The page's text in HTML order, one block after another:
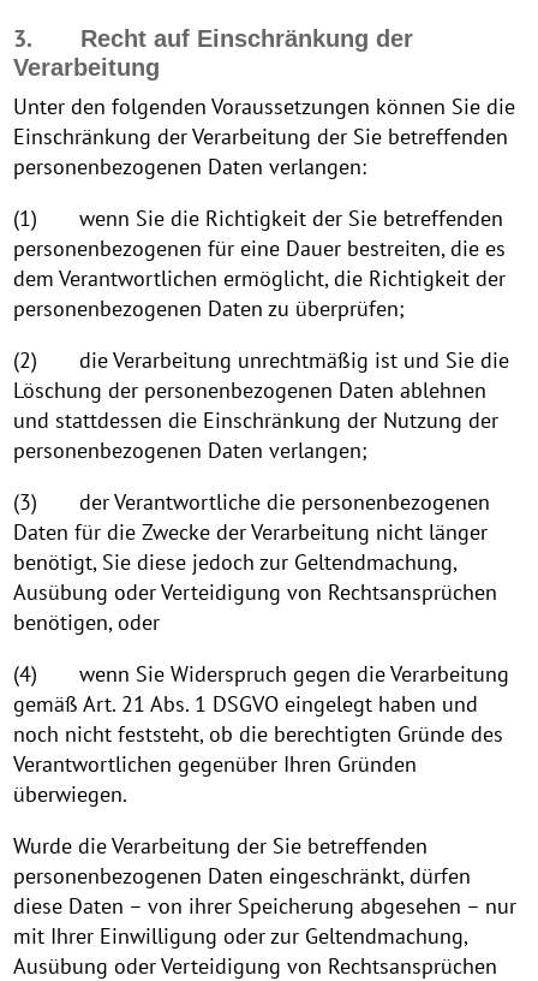
3.
Recht auf Einschränkung der
Verarbeitung
Unter den folgenden Voraussetzungen können Sie die
Einschränkung der Verarbeitung der Sie betreffenden
personenbezogenen Daten verlangen:
(1) wenn Sie die Richtigkeit der Sie betreffenden
personenbezogenen für eine Dauer bestreiten, die es
dem Verantwortlichen ermöglicht, die Richtigkeit der
personenbezogenen Daten zu überprüfen;
(2) die Verarbeitung unrechtmäßig ist und Sie die
Löschung der personenbezogenen Daten ablehnen
und stattdessen die Einschränkung der Nutzung der
personenbezogenen Daten verlangen;
(3) der Verantwortliche die personenbezogenen
Daten für die Zwecke der Verarbeitung nicht länger
benötigt, Sie diese jedoch zur Geltendmachung,
Ausübung oder Verteidigung von Rechtsansprüchen
benötigen, oder
(4) wenn Sie Widerspruch gegen die Verarbeitung
gemäß Art. 21 Abs. 1 DSGVO eingelegt haben und
noch nicht feststeht, ob die berechtigten Gründe des
Verantwortlichen gegenüber Ihren Gründen
überwiegen.
Wurde die Verarbeitung der Sie betreffenden
personenbezogenen Daten eingeschränkt, dürfen
diese Daten – von ihrer Speicherung abgesehen – nur
mit Ihrer Einwilligung oder zur Geltendmachung,
Ausübung oder Verteidigung von Rechtsansprüchen